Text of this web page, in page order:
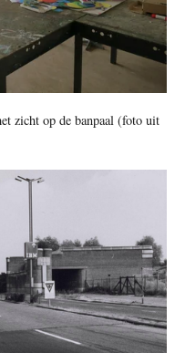
zicht op de banpaal (foto uit